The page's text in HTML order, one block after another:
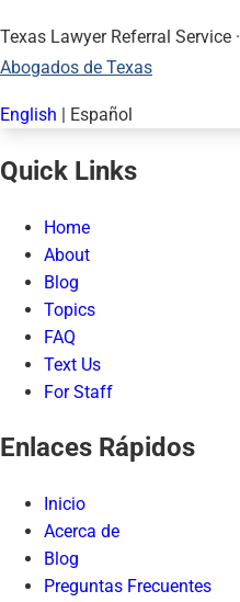
Texas Lawyer Referral Service ·
Abogados de Texas
English | Español
Quick Links
Home
About
Blog
Topics
FAQ
Text Us
For Staff
Enlaces Rápidos
Inicio
Acerca de
Blog
Preguntas Frecuentes